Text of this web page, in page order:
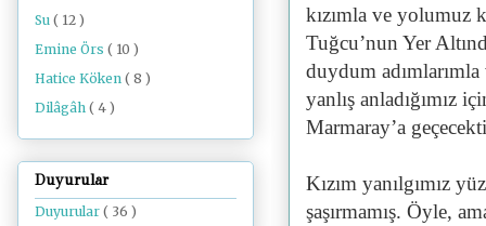
kızımla ve yolumuz
Tuğcu’nun Yer
duydum
yanlış anladığımız
Marmaray’a
Kızım yanılgımız
şaşırmamış. Öyle,
Su ( 12 )
Emine Örs ( 10 )
Hatice Köken ( 8 )
Dilâgâh ( 4 )
Duyurular
Duyurular ( 36 )